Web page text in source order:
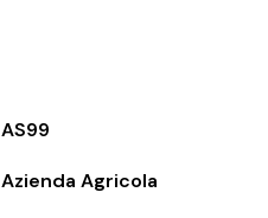
AS99
Azienda Agricola